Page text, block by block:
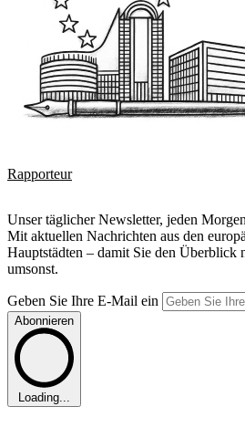
Rapporteur
Unser täglicher Newsletter, jeden
Mit aktuellen Nachrichten aus den
Hauptstädten – damit Sie den Überblick
umsonst.
Geben Sie Ihre E-Mail ein
Abonnieren
Loading...